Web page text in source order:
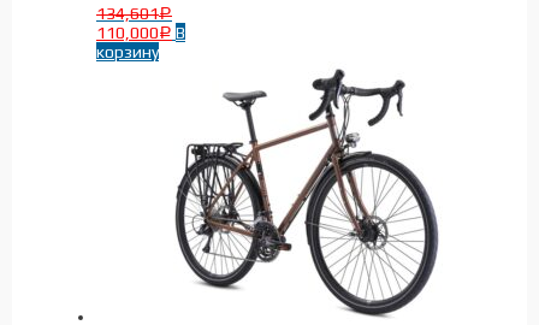
134,601Р
110,000 Р В
корзину